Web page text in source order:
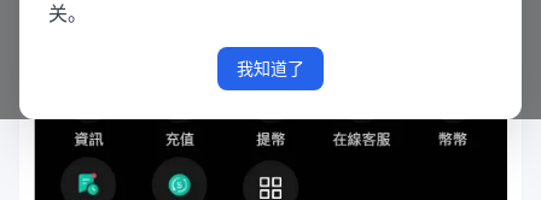
关。
我知道了